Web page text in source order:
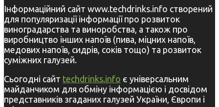
Інформаційний сайт www.techdrinks.info створений
для популяризації інформації про розвиток
виноградарства та виноробства, а також про
виробництво інших напоїв (пива, міцних напоїв,
медових напоїв, сидрів, соків тощо) та розвиток
суміжних галузей.
Сьогодні сайт techdrinks.info є універсальним
майданчиком для обміну інформацією і досвідом
представників згаданих галузей України, Європи і